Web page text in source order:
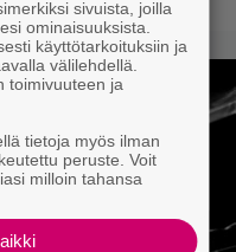
sivuista, joilla
ominaisuuksista.
käyttötarkoituksiin ja
välilehdellä.
toimivuuteen ja
tietoja myös ilman
peruste. Voit
milloin tahansa